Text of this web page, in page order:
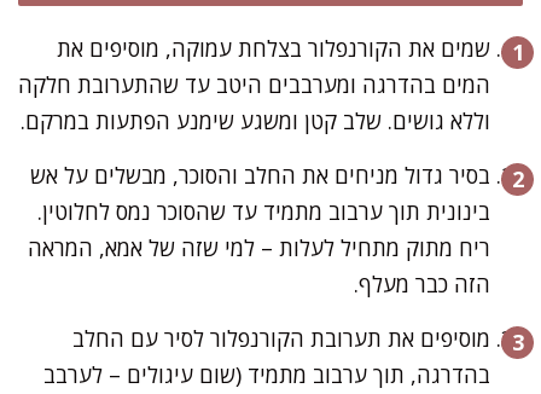
שמים את הקורנפלור בצלחת עמוקה, מוסיפים את
המים בהדרגה ומערבבים היטב עד שהתערובת חלקה
וללא גושים. שלב קטן ומשגע שימנע הפתעות במרקם.
בסיר גדול מניחים את החלב והסוכר, מבשלים על אש
בינונית תוך ערבוב מתמיד עד שהסוכר נמס לחלוטין.
ריח מתוק מתחיל לעלות – למי שזה של אמא, המראה
הזה כבר מעלף.
מוסיפים את תערובת הקורנפלור לסיר עם החלב
בהדרגה, תוך ערבוב מתמיד (שום עיגולים – לערבב